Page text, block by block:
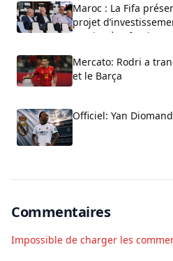
Maroc : La Fifa
projet
soutien à Infantino
Mercato: Rodri a
et le Barça
Officiel: Yan
Commentaires
Impossible de charger les